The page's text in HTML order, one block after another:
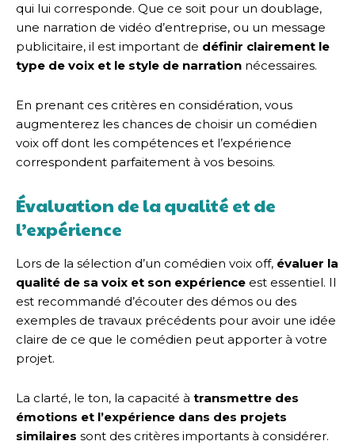
qui lui corresponde. Que ce soit pour un doublage,
une narration de vidéo d’entreprise, ou un message
publicitaire, il est important de définir clairement le
type de voix et le style de narration nécessaires.
En prenant ces critères en considération, vous
augmenterez les chances de choisir un comédien
voix off dont les compétences et l’expérience
correspondent parfaitement à vos besoins.
Évaluation de la qualité et de
l’expérience
Lors de la sélection d’un comédien voix off, évaluer la
qualité de sa voix et son expérience est essentiel. Il
est recommandé d’écouter des démos ou des
exemples de travaux précédents pour avoir une idée
claire de ce que le comédien peut apporter à votre
projet.
La clarté, le ton, la capacité à transmettre des
émotions et l’expérience dans des projets
similaires sont des critères importants à considérer.